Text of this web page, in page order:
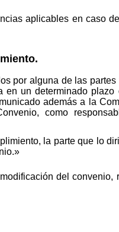
aplicables en caso
por alguna de las partes
en un determinado
además a la
como
la parte que lo
del convenio,